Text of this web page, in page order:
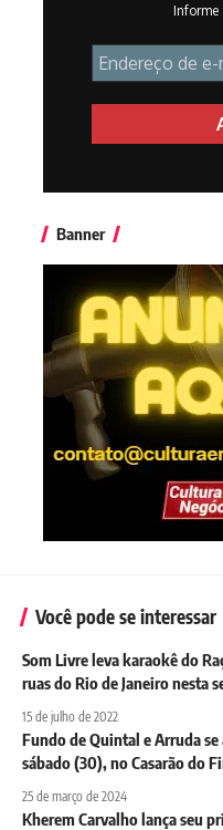
Informe
Banner
Você pode se interessar
Som Livre leva karaokê do
ruas do Rio de Janeiro nesta
15 de julho de 2022
Fundo de Quintal e Arruda
sábado (30), no Casarão do
25 de março de 2024
Kherem Carvalho lança seu